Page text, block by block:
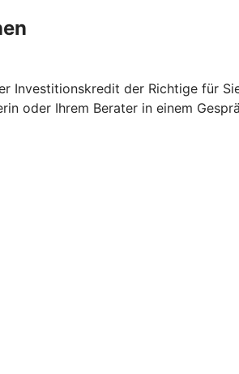
Investitionskredit der Richtige für
oder Ihrem Berater in einem